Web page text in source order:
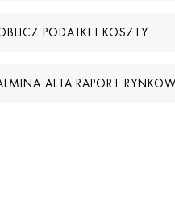
PODATKI I KOSZTY
ALTA RAPORT